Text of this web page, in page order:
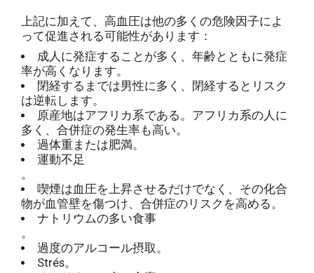
上記に加えて、高血圧は他の多くの危険因子によ
って促進される可能性があります：
成人に発症することが多く、年齢とともに発症
率が高くなります。
閉経するまでは男性に多く、閉経するとリスク
は逆転します。
原産地はアフリカ系である。アフリカ系の人に
多く、合併症の発生率も高い。
過体重または肥満。
運動不足
。
喫煙は血圧を上昇させるだけでなく、その化合
物が血管壁を傷つけ、合併症のリスクを高める。
ナトリウムの多い食事
。
過度のアルコール摂取。
Strés。